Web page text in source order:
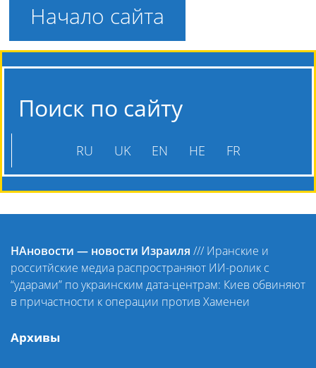
Начало сайта
Поиск по сайту
RU UK EN HE FR
НАновости — новости Израиля /// Иранские и
росситйские медиа распространяют ИИ-ролик с
“ударами” по украинским дата-центрам: Киев обвиняют
в причастности к операции против Хаменеи
Архивы